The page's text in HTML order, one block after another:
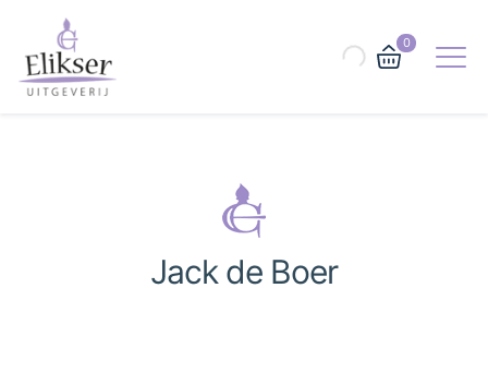
0
Jack de Boer